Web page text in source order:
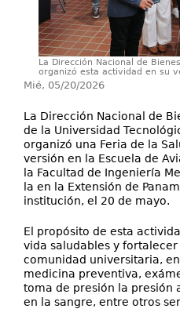
La Dirección Nacional de
organizó esta actividad en su
Mié, 05/20/2026
La Dirección Nacional de
de la Universidad
organizó una Feria de la
versión en la Escuela de
la Facultad de Ingeniería
la en la Extensión de
institución, el 20 de mayo.
El propósito de esta
vida saludables y
comunidad universitaria,
medicina preventiva,
toma de presión la presión
en la sangre, entre otros